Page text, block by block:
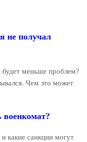
не получал
будет меньше проблем?
Чем это может
какие санкции могут